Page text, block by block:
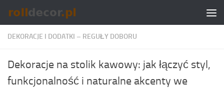
Skip to content
DEKORACJE I DODATKI – REGUŁY DOBORU
Dekoracje na stolik kawowy: jak łączyć styl,
funkcjonalność i naturalne akcenty we